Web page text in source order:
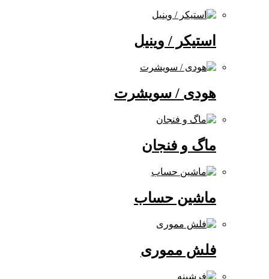
استیکر / وینیل
هودی / سویشرت
ماگ و فنجان
ماشین حساب
فلش مموری